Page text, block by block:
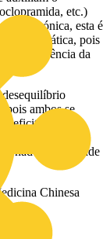
etc.)
crónica, esta é
sintomática, pois
na ausência da
desequilíbrio
pois ambos se
e a correta
com grande
Chinesa